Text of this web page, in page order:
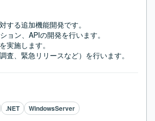
する追加機能開発です。
ョン、APIの開発を行います。
実施します。
査、緊急リリースなど）を行います。
.NET WindowsServer